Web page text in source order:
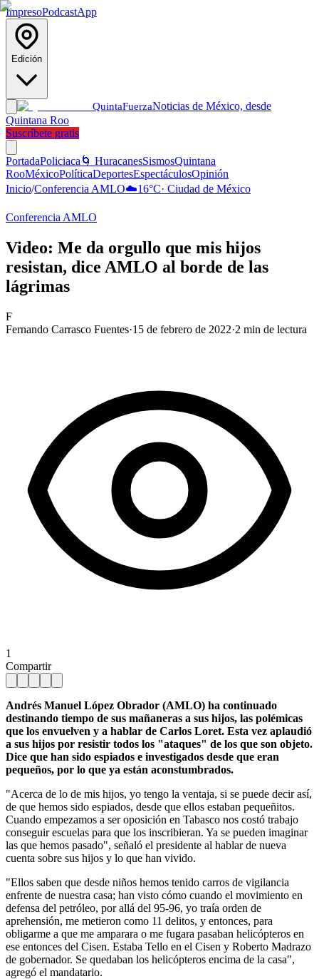
ImpresoPodcastApp
Edición
QuintaFuerzaNoticias de México, desde
Quintana Roo
Suscríbete gratis
PortadaPoliciaca 🌀 HuracanesSismosQuintana
RooMéxicoPolíticaDeportesEspectáculosOpinión
Inicio/Conferencia AMLO☁️16°C· Ciudad de México
Conferencia AMLO
Video: Me da orgullo que mis hijos
resistan, dice AMLO al borde de las
lágrimas
F
Fernando Carrasco Fuentes·15 de febrero de 2022·2 min de lectura
1
Compartir
Andrés Manuel López Obrador (AMLO) ha continuado
destinando tiempo de sus mañaneras a sus hijos, las polémicas
que los envuelven y a hablar de Carlos Loret. Esta vez aplaudió
a sus hijos por resistir todos los "ataques" de los que son objeto.
Dice que han sido espiados e investigados desde que eran
pequeños, por lo que ya están aconstumbrados.
"Acerca de lo de mis hijos, yo tengo la ventaja, si se puede decir así,
de que hemos sido espiados, desde que ellos estaban pequeñitos.
Cuando empezamos a ser oposición en Tabasco nos costó trabajo
conseguir escuelas para que los inscribieran. Ya se pueden imaginar
las que hemos pasado", señaló el presidente al hablar de nueva
cuenta sobre sus hijos y lo que han vivido.
"Ellos saben que desde niños hemos tenido carros de vigilancia
enfrente de nuestra casa; han visto cómo cuando el movimiento en
defensa del petróleo, por allá del 95-96, yo traía orden de
aprehensión, me metieron como 11 delitos, y entonces, para
obligarme a que me amparara o me fugara pasaban helicópteros en
ese entonces del Cisen. Estaba Tello en el Cisen y Roberto Madrazo
de gobernador. Se quedaban los helicópteros encima de la casa",
agregó el mandatario.